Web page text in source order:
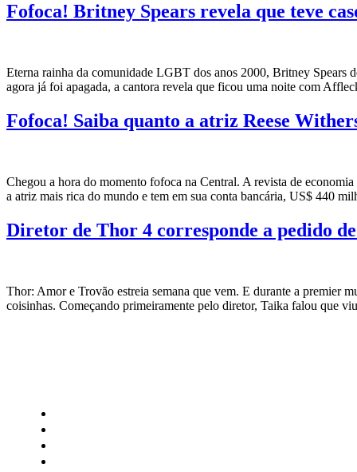
Fofoca! Britney Spears revela que teve
Eterna rainha da comunidade LGBT dos anos 2000, Britney Spears
agora já foi apagada, a cantora revela que ficou uma noite com
Fofoca! Saiba quanto a atriz Reese
Chegou a hora do momento fofoca na Central. A revista de
a atriz mais rica do mundo e tem em sua conta bancária, US$ 440
Diretor de Thor 4 corresponde a pedido
Thor: Amor e Trovão estreia semana que vem. E durante a premier
coisinhas. Começando primeiramente pelo diretor, Taika falou que